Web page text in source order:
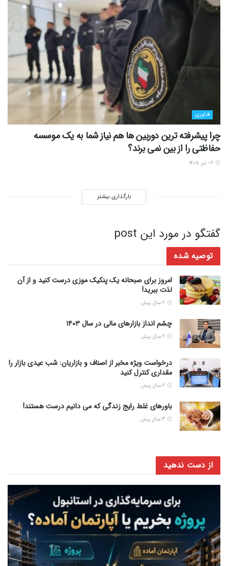
فناوری
چرا پیشرفته ترین دوربین ها هم نیاز شما به یک موسسه
حفاظتی را از بین نمی برند؟
بارگذاری بیشتر
گفتگو در مورد این post
توصیه شده
امروز برای صبحانه یک پنکیک موزی درست کنید و از آن
لذت ببرید!
چشم انداز بازارهای مالی در سال ۱۴۰۳
درخواست ویژه مخبر از اصناف و بازاریان: شب عیدی بازار را
مقداری کنترل کنید
باورهای غلط رایج زندگی که می دانیم درست هستند!
از دست ندهید